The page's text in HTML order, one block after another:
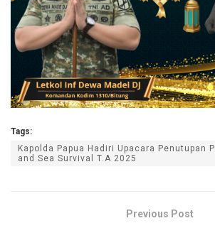
Tags:
Kapolda Papua Hadiri Upacara Penutupan
and Sea Survival T.A 2025
Previous Post